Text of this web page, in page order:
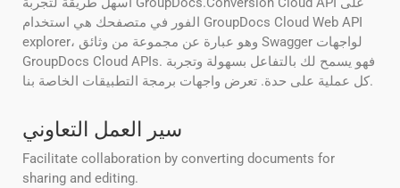
الفور في متصفحك هي استخدام GroupDocs Cloud Web API
explorer، وهو عبارة عن مجموعة من وثائق Swagger لواجهات
GroupDocs Cloud APIs. فهو يسمح لك بالتفاعل بسهولة وتجربة
كل عملية على حدة. تعرض واجهات برمجة التطبيقات الخاصة بنا.
سير العمل التعاوني
Facilitate collaboration by converting documents for
sharing and editing.